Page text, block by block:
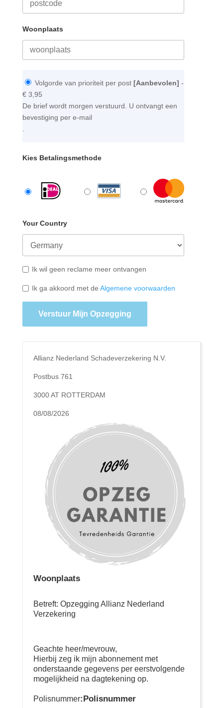
Woonplaats
Volgorde van prioriteit per post [Aanbevolen] -
€ 3,95
De brief wordt morgen verstuurd. U ontvangt een
bevestiging per e-mail
.
Kies Betalingsmethode
Your Country
Ik wil geen reclame meer ontvangen
Ik ga akkoord met de Algemene voorwaarden
Verstuur Mijn Opzegging
Allianz Nederland Schadeverzekering N.V.
Postbus 761
3000 AT ROTTERDAM
08/08/2026
Woonplaats
Betreft: Opzegging Allianz Nederland
Verzekering
Geachte heer/mevrouw,
Hierbij zeg ik mijn abonnement met
onderstaande gegevens per eerstvolgende
mogelijkheid na dagtekening op.
Polisnummer:Polisnummer